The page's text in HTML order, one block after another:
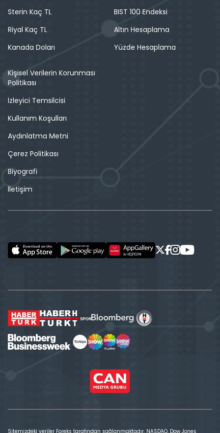
Sterin Kaç TL
Riyal Kaç TL
Kanada Doları
BIST 100 Endeksi
Altın Hesaplama
Yüzde Hesaplama
Kişisel Verilerin Korunması
Politikası
İzleyici Temsilcisi
Kullanım Koşulları
Aydınlatma Metni
Çerez Politikası
Biyografi
İletişim
Sitemizdeki veriler Foreks tarafından sağlanmaktadır. NASDAQ, Dow Jones